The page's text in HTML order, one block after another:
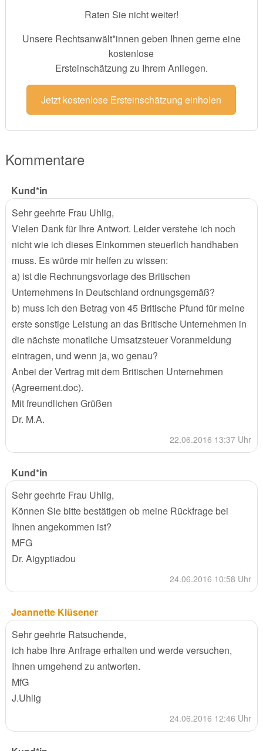
Raten Sie nicht weiter!
Unsere Rechtsanwält*innen geben Ihnen gerne eine
kostenlose
Ersteinschätzung zu Ihrem Anliegen.
Jetzt kostenlose Ersteinschätzung einholen
Kommentare
Kund*in
Sehr geehrte Frau Uhlig,
Vielen Dank für Ihre Antwort. Leider verstehe ich noch
nicht wie ich dieses Einkommen steuerlich handhaben
muss. Es würde mir helfen zu wissen:
a) ist die Rechnungsvorlage des Britischen
Unternehmens in Deutschland ordnungsgemäß?
b) muss ich den Betrag von 45 Britische Pfund für meine
erste sonstige Leistung an das Britische Unternehmen in
die nächste monatliche Umsatzsteuer Voranmeldung
eintragen, und wenn ja, wo genau?
Anbei der Vertrag mit dem Britischen Unternehmen
(Agreement.doc).
Mit freundlichen Grüßen
Dr. M.A.
22.06.2016 13:37 Uhr
Kund*in
Sehr geehrte Frau Uhlig,
Können Sie bitte bestätigen ob meine Rückfrage bei
Ihnen angekommen ist?
MFG
Dr. Aigyptiadou
24.06.2016 10:58 Uhr
Jeannette Klüsener
Sehr geehrte Ratsuchende,
ich habe Ihre Anfrage erhalten und werde versuchen,
Ihnen umgehend zu antworten.
MfG
J.Uhlig
24.06.2016 12:46 Uhr